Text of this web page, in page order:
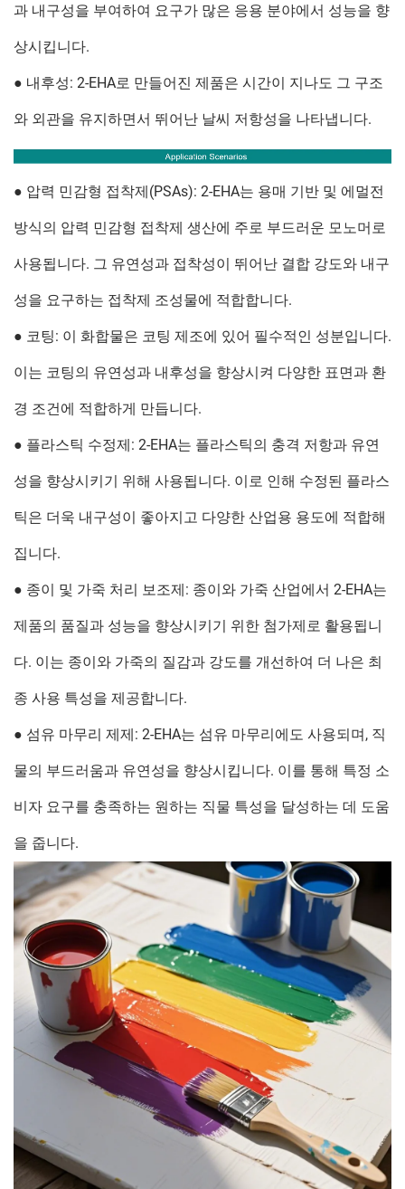
과 내구성을 부여하여 요구가 많은 응용 분야에서 성능을 향
상시킵니다.
● 내후성: 2-EHA로 만들어진 제품은 시간이 지나도 그 구조
와 외관을 유지하면서 뛰어난 날씨 저항성을 나타냅니다.
● 압력 민감형 접착제(PSAs): 2-EHA는 용매 기반 및 에멀전
방식의 압력 민감형 접착제 생산에 주로 부드러운 모노머로
사용됩니다. 그 유연성과 접착성이 뛰어난 결합 강도와 내구
성을 요구하는 접착제 조성물에 적합합니다.
● 코팅: 이 화합물은 코팅 제조에 있어 필수적인 성분입니다.
이는 코팅의 유연성과 내후성을 향상시켜 다양한 표면과 환
경 조건에 적합하게 만듭니다.
● 플라스틱 수정제: 2-EHA는 플라스틱의 충격 저항과 유연
성을 향상시키기 위해 사용됩니다. 이로 인해 수정된 플라스
틱은 더욱 내구성이 좋아지고 다양한 산업용 용도에 적합해
집니다.
● 종이 및 가죽 처리 보조제: 종이와 가죽 산업에서 2-EHA는
제품의 품질과 성능을 향상시키기 위한 첨가제로 활용됩니
다. 이는 종이와 가죽의 질감과 강도를 개선하여 더 나은 최
종 사용 특성을 제공합니다.
● 섬유 마무리 제제: 2-EHA는 섬유 마무리에도 사용되며, 직
물의 부드러움과 유연성을 향상시킵니다. 이를 통해 특정 소
비자 요구를 충족하는 원하는 직물 특성을 달성하는 데 도움
을 줍니다.